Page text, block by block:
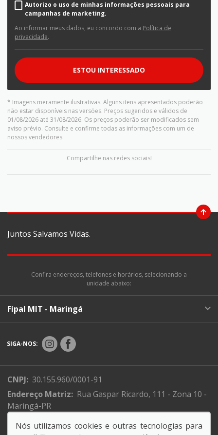
Autorizo o uso de minhas informações pessoais para
campanhas de marketing.
Ao informar meus dados, eu concordo com a Política de
privacidade.
ESTOU INTERESSADO
* Imagens meramente ilustrativas. Alguns itens apresentados poderão
não estar disponíveis nas versões. Preços sugeridos e válidos de
01/08/2026 até 31/08/2026. Os preços poderão ser modificados sem
aviso prévio. Consulte e confirme todas as informações com um de
nossos vendedores.
Compartilhe nas redes sociais!
Juntos Salvamos Vidas.
Confira endereços, telefones e horários, selecionando a
unidade abaixo:
Fipal MIT - Maringá
SIGA-NOS:
CNPJ: 30.155.960/0001-91
Endereço Matriz: Rua Gaspar Ricardo, 111 - Zona 10 -
Maringá-PR
Nós utilizamos cookies e outras tecnologias para